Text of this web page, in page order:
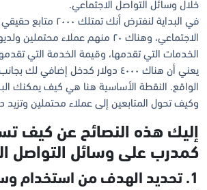
خلال وسائل التواصل الاجتماعي.
في البداية لنفترض أنك
الاجتماعي، وهناك ٢٠ منهم عملاء
يعني أن هناك ٤٠٠٠ دولار كدخل
الواقع. النقطة الأساسية هنا هي كيف يمكنك
وكيف تحول المتابعين إلى عملاء محتملين
إليك هذه النصائح عن كيف
كمدرب على وسائل التواصل
1. تحديد الهدف من استخدام